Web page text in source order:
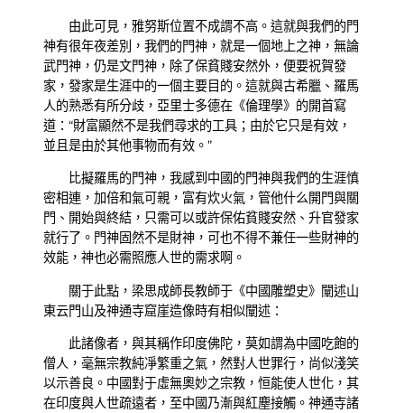
由此可見，雅努斯位置不成謂不高。這就與我們的門
神有很年夜差別，我們的門神，就是一個地上之神，無論
武門神，仍是文門神，除了保貧賤安然外，便要祝賀發
家，發家是生涯中的一個主要目的。這就與古希臘、羅馬
人的熟悉有所分歧，亞里士多德在《倫理學》的開首寫
道：“財富顯然不是我們尋求的工具；由於它只是有效，
並且是由於其他事物而有效。”
比擬羅馬的門神，我感到中國的門神與我們的生涯慎
密相連，加倍和氣可親，富有炊火氣，管他什么開門與關
門、開始與終結，只需可以或許保佑貧賤安然、升官發家
就行了。門神固然不是財神，可也不得不兼任一些財神的
效能，神也必需照應人世的需求啊。
關于此點，梁思成師長教師于《中國雕塑史》闡述山
東云門山及神通寺窟崖造像時有相似闡述：
此諸像者，與其稱作印度佛陀，莫如謂為中國吃飽的
僧人，毫無宗教純凈繁重之氣，然對人世罪行，尚似淺笑
以示善良。中國對于虛無奧妙之宗教，恒能使人世化，其
在印度與人世疏遠者，至中國乃漸與紅塵接觸。神通寺諸